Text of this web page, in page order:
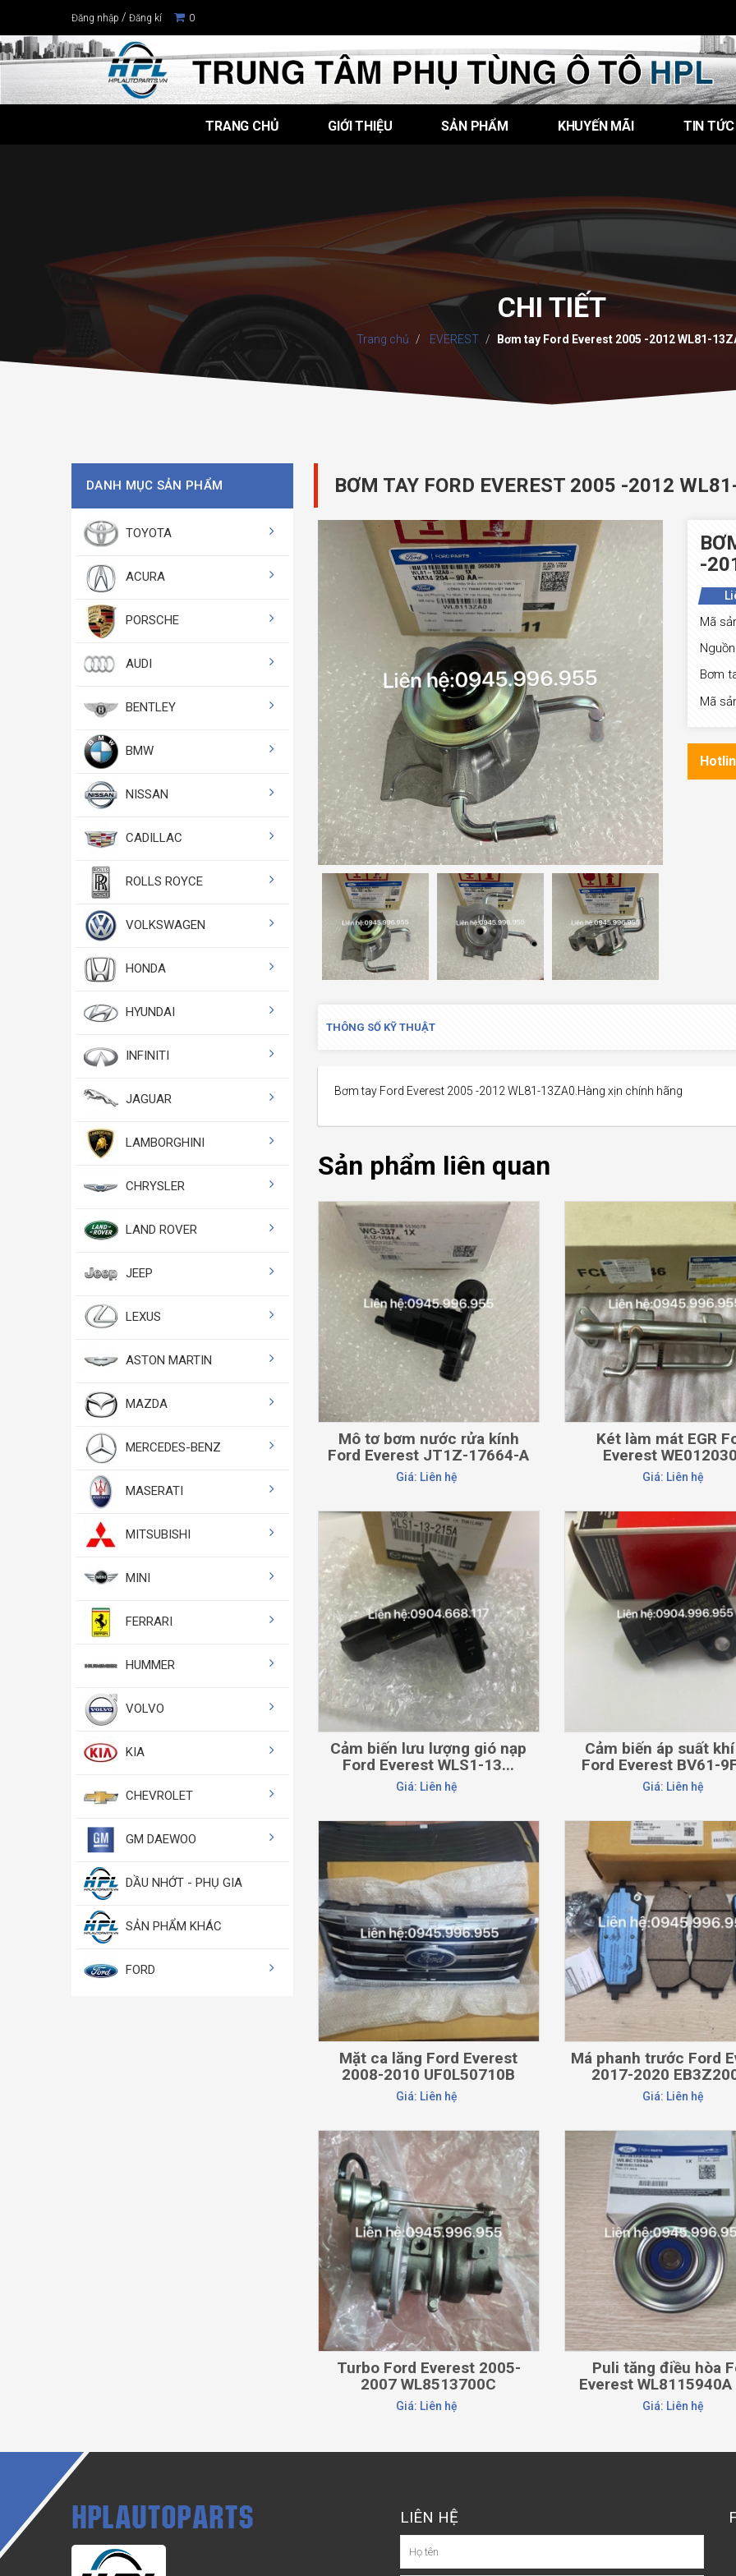
Đăng nhập / Đăng kí 0
TRANG CHỦ GIỚI THIỆU SẢN PHẨM KHUYẾN MÃI TIN TỨC
CHI TIẾT
Trang chủ EVEREST Bơm tay Ford Everest 2005 -2012 WL81-
BƠM TAY FORD EVEREST 2005 -2012
-
Mã
Bơm
Mã
THÔNG SỐ KỸ THUẬT
Bơm tay Ford Everest 2005 -2012 WL81-13ZA0.Hàng xịn chính hãng
Sản phẩm liên quan
CHI TIẾT
Mô tơ bơm nước rửa kính
Ford Everest JT1Z-17664-A
Giá: Liên hệ
CHI TIẾT
Két làm mát EGR
Everest
Giá: Liên hệ
CHI TIẾT
Cảm biến lưu lượng gió nạp
Ford Everest WLS1-13...
Giá: Liên hệ
Cảm biến áp suất
Ford Everest BV61-
Giá: Liên hệ
CHI TIẾT
Mặt ca lăng Ford Everest
2008-2010 UF0L50710B
Giá: Liên hệ
CHI TIẾT
Má phanh trước Ford
2017-2020
Giá: Liên hệ
CHI TIẾT
Turbo Ford Everest 2005-
2007 WL8513700C
Giá: Liên hệ
CHI TIẾT
Puli tăng điều hòa
Everest WL8115940A
Giá: Liên hệ
DANH MỤC SẢN PHẨM
TOYOTA
ACURA
PORSCHE
AUDI
BENTLEY
BMW
NISSAN
CADILLAC
ROLLS ROYCE
VOLKSWAGEN
HONDA
HYUNDAI
INFINITI
JAGUAR
LAMBORGHINI
CHRYSLER
LAND ROVER
JEEP
LEXUS
ASTON MARTIN
MAZDA
MERCEDES-BENZ
MASERATI
MITSUBISHI
MINI
FERRARI
HUMMER
VOLVO
KIA
CHEVROLET
GM DAEWOO
DẦU NHỚT - PHỤ GIA
SẢN PHẨM KHÁC
FORD
HPLAUTOPARTS LIÊN HỆ